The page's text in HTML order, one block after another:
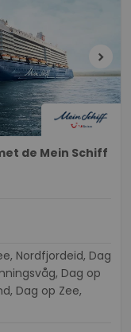
chevron_right
de Mein Schiff
Dag op
Dag op Zee,